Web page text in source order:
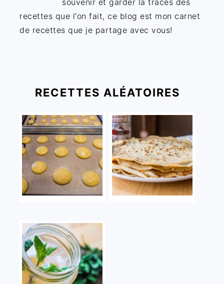
recettes que l'on fait, ce blog est mon carnet
de recettes que je partage avec vous!
RECETTES ALÉATOIRES